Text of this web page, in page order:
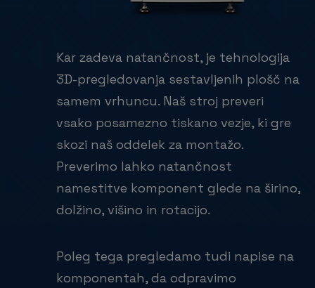
Kar zadeva natančnost, je tehnologija
3D-pregledovanja sestavljenih plošč na
samem vrhuncu. Naš stroj preveri
vsako posamezno tiskano vezje, ki gre
skozi naš oddelek za montažo.
Preverimo lahko natančnost
namestitve komponent glede na širino,
dolžino, višino in rotacijo.
Poleg tega pregledamo tudi napise na
komponentah, da odpravimo